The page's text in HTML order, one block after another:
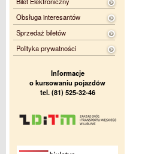
Obsługa interesantów
Sprzedaż biletów
Polityka prywatności
Informacje
o kursowaniu pojazdów
tel. (81) 525-32-46